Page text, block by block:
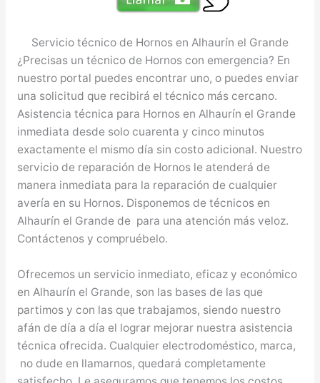
Servicio técnico de Hornos en Alhaurín el Grande
¿Precisas un técnico de Hornos con emergencia? En
nuestro portal puedes encontrar uno, o puedes enviar
una solicitud que recibirá el técnico más cercano.
Asistencia técnica para Hornos en Alhaurín el Grande
inmediata desde solo cuarenta y cinco minutos
exactamente el mismo día sin costo adicional. Nuestro
servicio de reparación de Hornos le atenderá de
manera inmediata para la reparación de cualquier
avería en su Hornos. Disponemos de técnicos en
Alhaurín el Grande de para una atención más veloz.
Contáctenos y compruébelo.
Ofrecemos un servicio inmediato, eficaz y económico
en Alhaurín el Grande, son las bases de las que
partimos y con las que trabajamos, siendo nuestro
afán de día a día el lograr mejorar nuestra asistencia
técnica ofrecida. Cualquier electrodoméstico, marca,
no dude en llamarnos, quedará completamente